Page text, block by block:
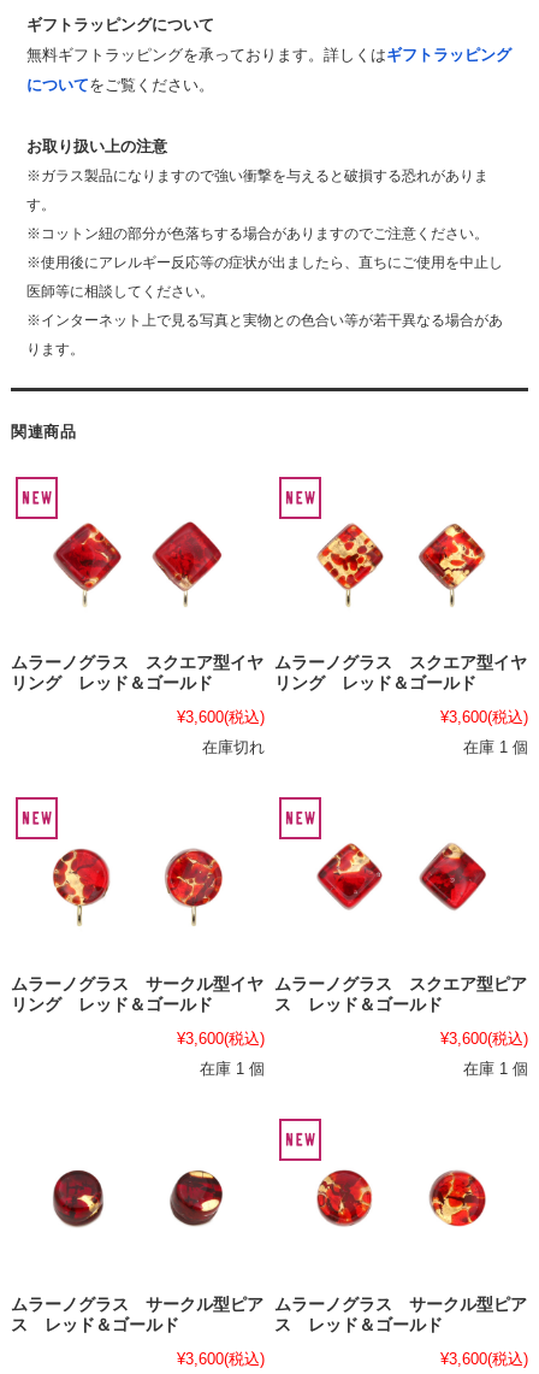
ギフトラッピングについて
無料ギフトラッピングを承っております。詳しくはギフトラッピング
についてをご覧ください。
お取り扱い上の注意
※ガラス製品になりますので強い衝撃を与えると破損する恐れがありま
す。
※コットン紐の部分が色落ちする場合がありますのでご注意ください。
※使用後にアレルギー反応等の症状が出ましたら、直ちにご使用を中止し
医師等に相談してください。
※インターネット上で見る写真と実物との色合い等が若干異なる場合があ
ります。
関連商品
ムラーノグラス スクエア型イヤ
リング レッド＆ゴールド
¥3,600(税込)
在庫切れ
ムラーノグラス スクエア型イヤ
リング レッド＆ゴールド
¥3,600(税込)
在庫 1 個
ムラーノグラス サークル型イヤ
リング レッド＆ゴールド
¥3,600(税込)
在庫 1 個
ムラーノグラス スクエア型ピア
ス レッド＆ゴールド
¥3,600(税込)
在庫 1 個
ムラーノグラス サークル型ピア
ス レッド＆ゴールド
¥3,600(税込)
ムラーノグラス サークル型ピア
ス レッド＆ゴールド
¥3,600(税込)